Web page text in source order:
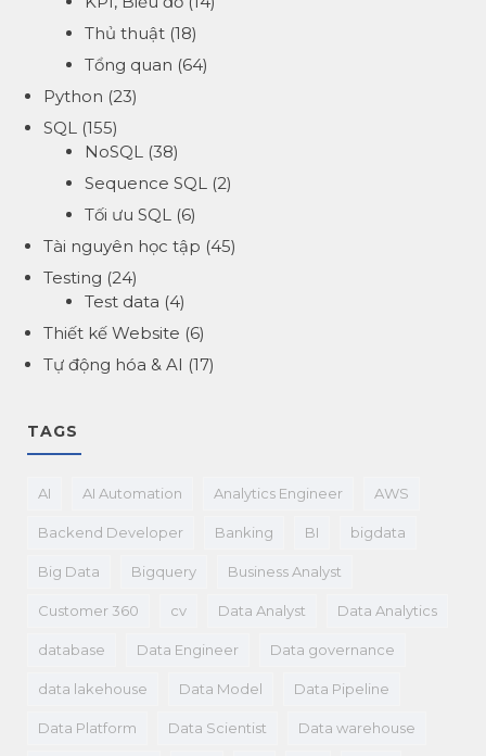
Thủ thuật(18)
Tổng quan (64)
Python (23)
SQL
(155)
NoSQL
(38)
Sequence SQL
(2)
Tối ưu SQL
(6)
Tài nguyên học tập (45)
Testing (24)
Test data (4)
Thiết kế Website (6)
Tự động hóa & AI (17)
TAGS
AI AI Automation Analytics Engineer AWS
Backend Developer Banking BI bigdata
Big Data Bigquery Business Analyst
Customer 360 cv Data Analyst Data Analytics
database Data Engineer Data governance
data lakehouse Data Model Data Pipeline
Data Platform Data Scientist Data warehouse